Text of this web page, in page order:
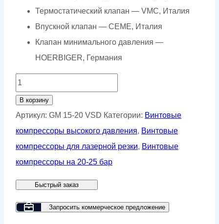
Термостатический клапан — VMC, Италия
Впускной клапан — CEME, Италия
Клапан минимального давления —
HOERBIGER, Германия
Количество
товара
Винтовой
компрессор
GMP
GM
20
VSD
В корзину
Артикул: GM 15-20 VSD Категории: Винтовые
компрессоры высокого давления, Винтовые
компрессоры для лазерной резки, Винтовые
компрессоры на 20-25 бар
Быстрый заказ
Запросить коммерческое предложение